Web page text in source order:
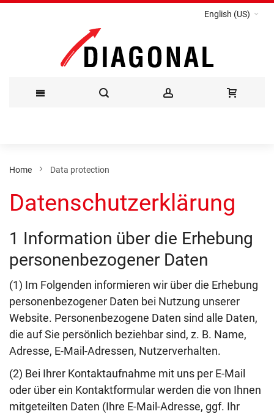
English (US)
Content
Home Data protection
Datenschutzerklärung
1 Information über die Erhebung
personenbezogener Daten
(1) Im Folgenden informieren wir über die Erhebung
personenbezogener Daten bei Nutzung unserer
Website. Personenbezogene Daten sind alle Daten,
die auf Sie persönlich beziehbar sind, z. B. Name,
Adresse, E-Mail-Adressen, Nutzerverhalten.
(2) Bei Ihrer Kontaktaufnahme mit uns per E-Mail
oder über ein Kontaktformular werden die von Ihnen
mitgeteilten Daten (Ihre E-Mail-Adresse, ggf. Ihr